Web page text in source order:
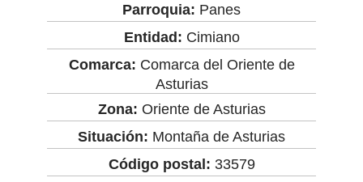
Parroquia: Panes
Entidad: Cimiano
Comarca: Comarca del Oriente de
Asturias
Zona: Oriente de Asturias
Situación: Montaña de Asturias
Código postal: 33579